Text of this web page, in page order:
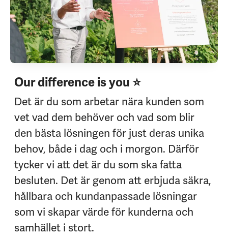
Our difference is you ⭐
Det är du som arbetar nära kunden som
vet vad dem behöver och vad som blir
den bästa lösningen för just deras unika
behov, både i dag och i morgon. Därför
tycker vi att det är du som ska fatta
besluten. Det är genom att erbjuda säkra,
hållbara och kundanpassade lösningar
som vi skapar värde för kunderna och
samhället i stort.